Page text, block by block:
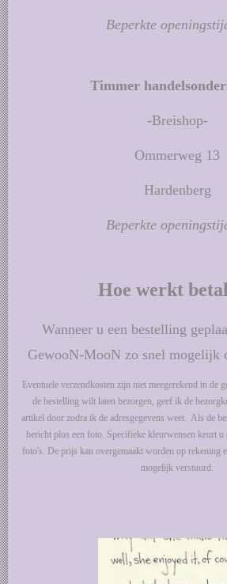
Beperkte
Timmer
-Breishop-
Ommerweg 13
Hardenberg
Beperkte
Hoe werkt
Wanneer u een bestelling
GewooN-MooN zo snel mogelijk
Eventuele verzendkosten zijn niet meegerekend in de
de bestelling wilt laten bezorgen, geef ik de
artikel door zodra ik de adresgegevens weet. Als de
bericht plus een foto. Specifieke kleurwensen keurt
foto's. De prijs kan overgemaakt worden op rekening
mogelijk verstuurd.